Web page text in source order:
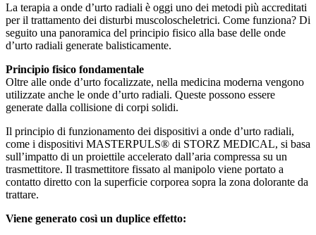
La terapia a onde d’urto radiali è oggi uno dei metodi più accreditati
per il trattamento dei disturbi muscoloscheletrici. Come funziona? Di
seguito una panoramica del principio fisico alla base delle onde
d’urto radiali generate balisticamente.
Principio fisico fondamentale
Oltre alle onde d’urto focalizzate, nella medicina moderna vengono
utilizzate anche le onde d’urto radiali. Queste possono essere
generate dalla collisione di corpi solidi.
Il principio di funzionamento dei dispositivi a onde d’urto radiali,
come i dispositivi MASTERPULS® di STORZ MEDICAL, si basa
sull’impatto di un proiettile accelerato dall’aria compressa su un
trasmettitore. Il trasmettitore fissato al manipolo viene portato a
contatto diretto con la superficie corporea sopra la zona dolorante da
trattare.
Viene generato così un duplice effetto: